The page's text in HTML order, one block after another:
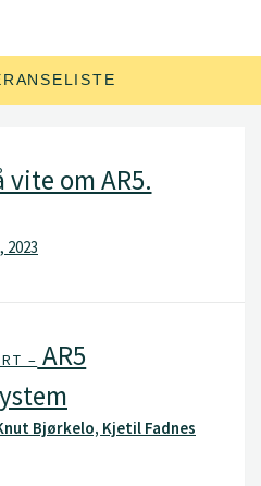
vite om AR5.
2023
– AR5
Bjørkelo, Kjetil Fadnes